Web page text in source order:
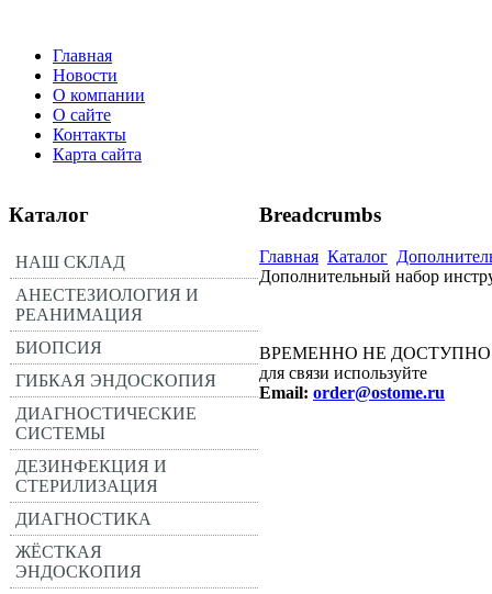
Главная
Новости
О компании
О сайте
Контакты
Карта сайта
Каталог
НАШ СКЛАД
АНЕСТЕЗИОЛОГИЯ И
РЕАНИМАЦИЯ
БИОПСИЯ
ГИБКАЯ ЭНДОСКОПИЯ
ДИАГНОСТИЧЕСКИЕ
СИСТЕМЫ
ДЕЗИНФЕКЦИЯ И
СТЕРИЛИЗАЦИЯ
ДИАГНОСТИКА
ЖЁСТКАЯ
ЭНДОСКОПИЯ
Breadcrumbs
Главная Каталог
Дополнительный набор
ВРЕМЕННО НЕ ДОСТУПНО
для связи используйте
Email: order@ostome.ru